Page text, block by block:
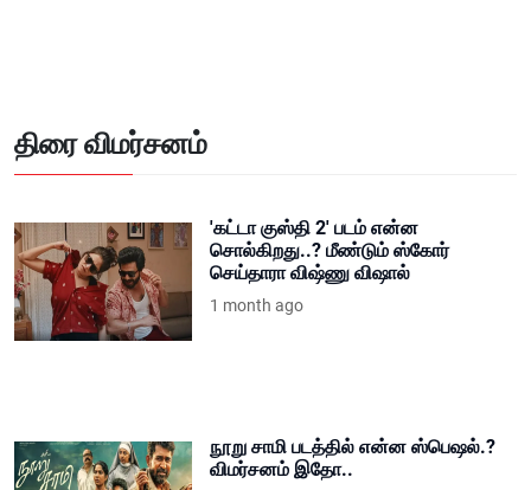
திரை விமர்சனம்
'கட்டா குஸ்தி 2' படம் என்ன
சொல்கிறது..? மீண்டும் ஸ்கோர்
செய்தாரா விஷ்ணு விஷால்
1 month ago
நூறு சாமி படத்தில் என்ன ஸ்பெஷல்.?
விமர்சனம் இதோ..